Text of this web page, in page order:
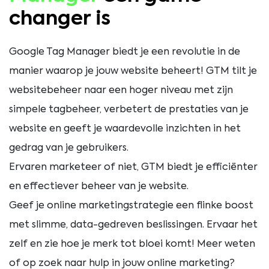
changer is
Google Tag Manager biedt je een revolutie in de
manier waarop je jouw website beheert! GTM tilt je
websitebeheer naar een hoger niveau met zijn
simpele tagbeheer, verbetert de prestaties van je
website en geeft je waardevolle inzichten in het
gedrag van je gebruikers.
Ervaren marketeer of niet, GTM biedt je efficiënter
en effectiever beheer van je website.
Geef je online marketingstrategie een flinke boost
met slimme, data-gedreven beslissingen. Ervaar het
zelf en zie hoe je merk tot bloei komt! Meer weten
of op zoek naar hulp in jouw online marketing?